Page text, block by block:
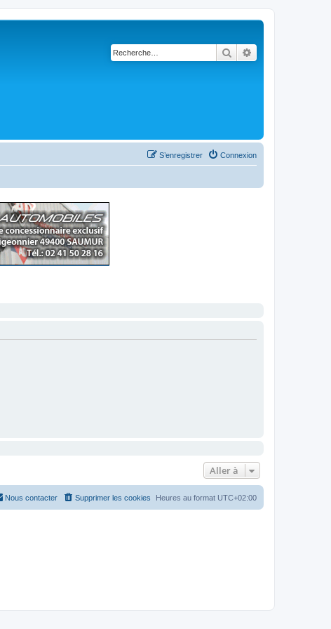
Rechercher
Connexion
S’enregistrer
Aller à
Heures au format UTC+02:00
Supprimer les cookies
Nous contacter